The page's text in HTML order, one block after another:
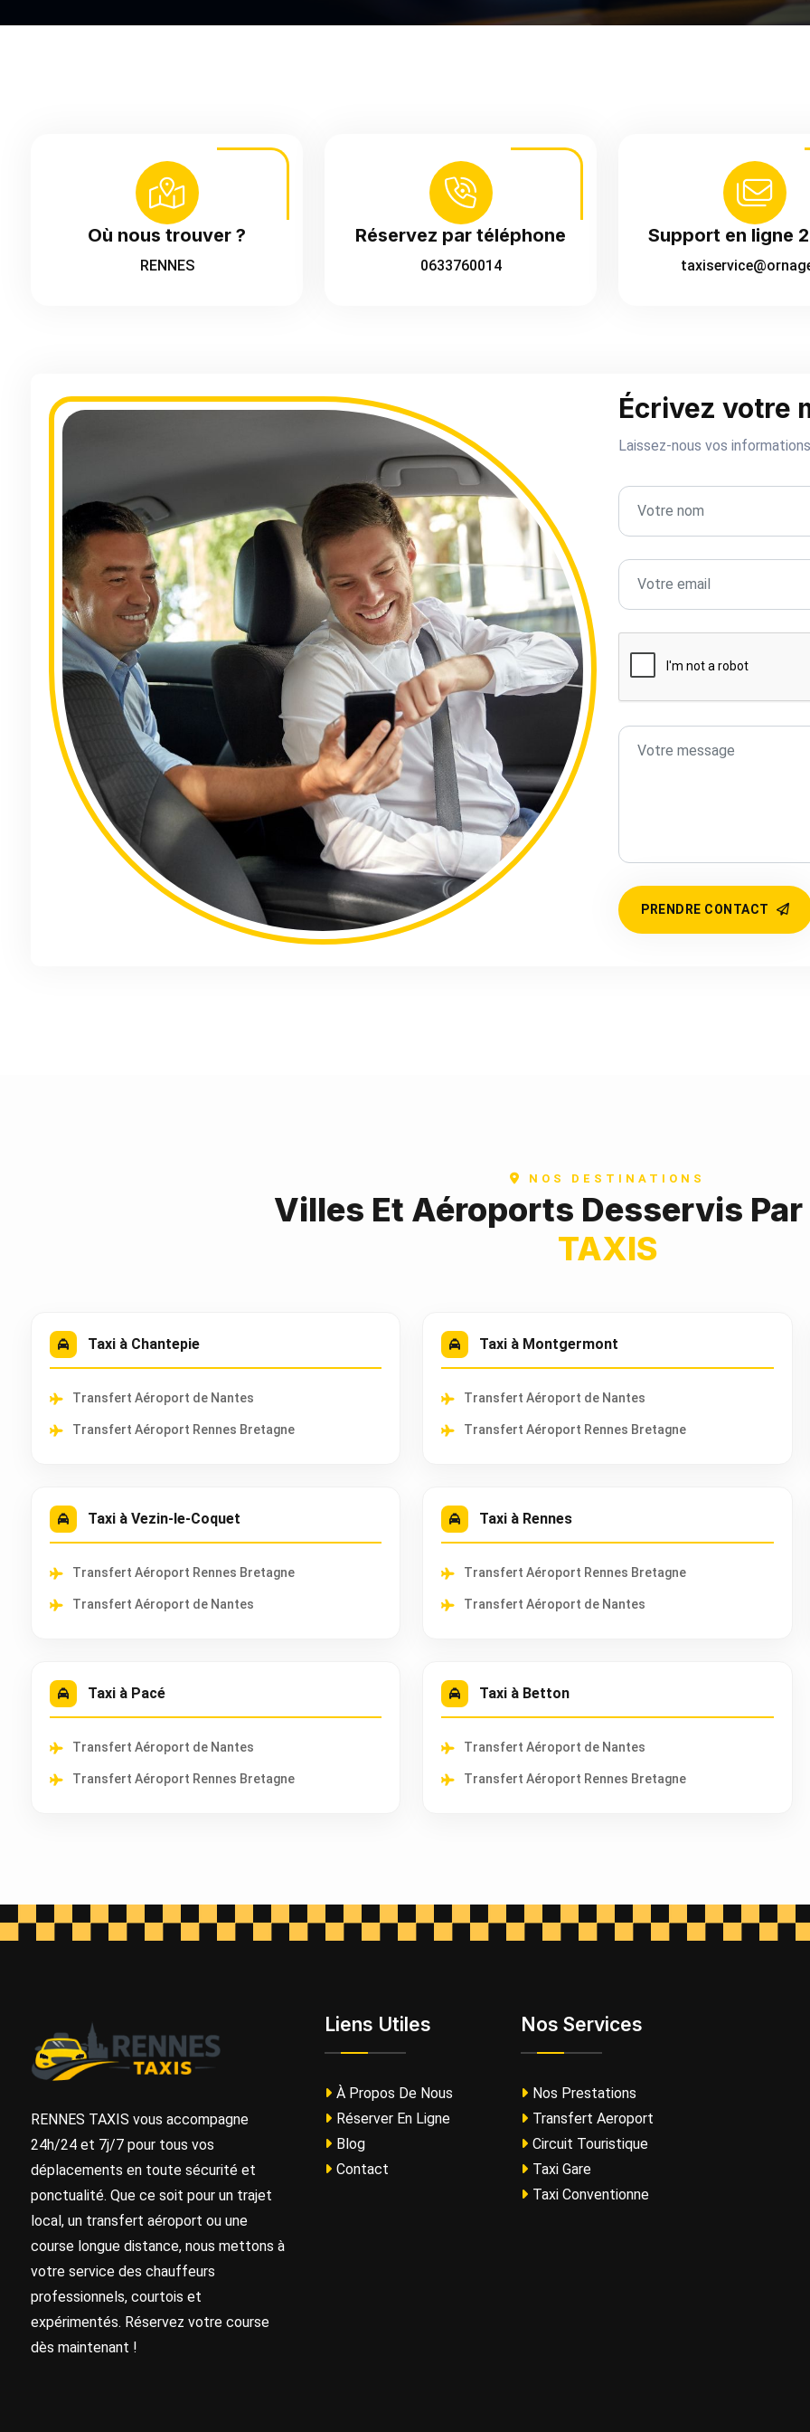
Où nous trouver ?
RENNES
Réservez par téléphone
0633760014
Support en ligne
Écrivez votre
Laissez-nous vos
PRENDRE CONTACT
NOS DESTINATIONS
Villes Et Aéroports Desservis Par
TAXIS
Taxi à Chantepie
Transfert Aéroport de Nantes
Transfert Aéroport Rennes Bretagne
Taxi à Montgermont
Transfert Aéroport de Nantes
Transfert Aéroport Rennes Bretagne
Taxi à Vezin-le-Coquet
Transfert Aéroport Rennes Bretagne
Transfert Aéroport de Nantes
Taxi à Rennes
Transfert Aéroport Rennes Bretagne
Transfert Aéroport de Nantes
Taxi à Pacé
Transfert Aéroport de Nantes
Transfert Aéroport Rennes Bretagne
Taxi à Betton
Transfert Aéroport de Nantes
Transfert Aéroport Rennes Bretagne
RENNES TAXIS vous accompagne
24h/24 et 7j/7 pour tous vos
déplacements en toute sécurité et
ponctualité. Que ce soit pour un trajet
local, un transfert aéroport ou une
course longue distance, nous mettons à
votre service des chauffeurs
professionnels, courtois et
expérimentés. Réservez votre course
dès maintenant !
Liens Utiles
À Propos De Nous
Réserver En Ligne
Blog
Contact
Nos Services
Nos Prestations
Transfert Aeroport
Circuit Touristique
Taxi Gare
Taxi Conventionne